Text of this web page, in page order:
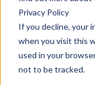
Privacy Policy
If you decline, your
when you visit this
used in your
not to be tracked.
Qué es
qué es
empresa